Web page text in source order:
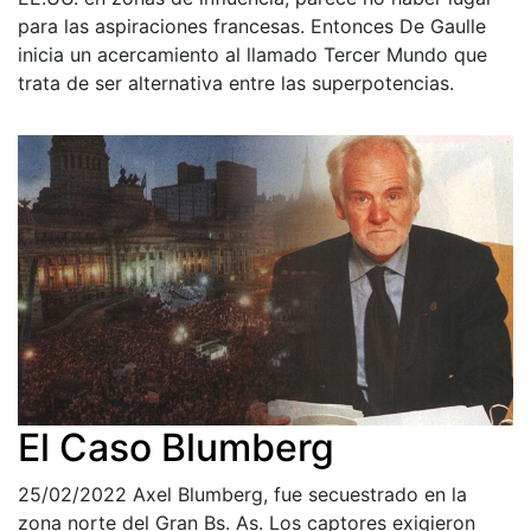
para las aspiraciones francesas. Entonces De Gaulle
inicia un acercamiento al llamado Tercer Mundo que
trata de ser alternativa entre las superpotencias.
El Caso Blumberg
25/02/2022 Axel Blumberg, fue secuestrado en la
zona norte del Gran Bs. As. Los captores exigieron